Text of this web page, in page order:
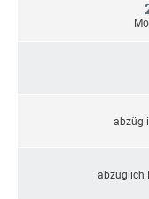
abzüglich